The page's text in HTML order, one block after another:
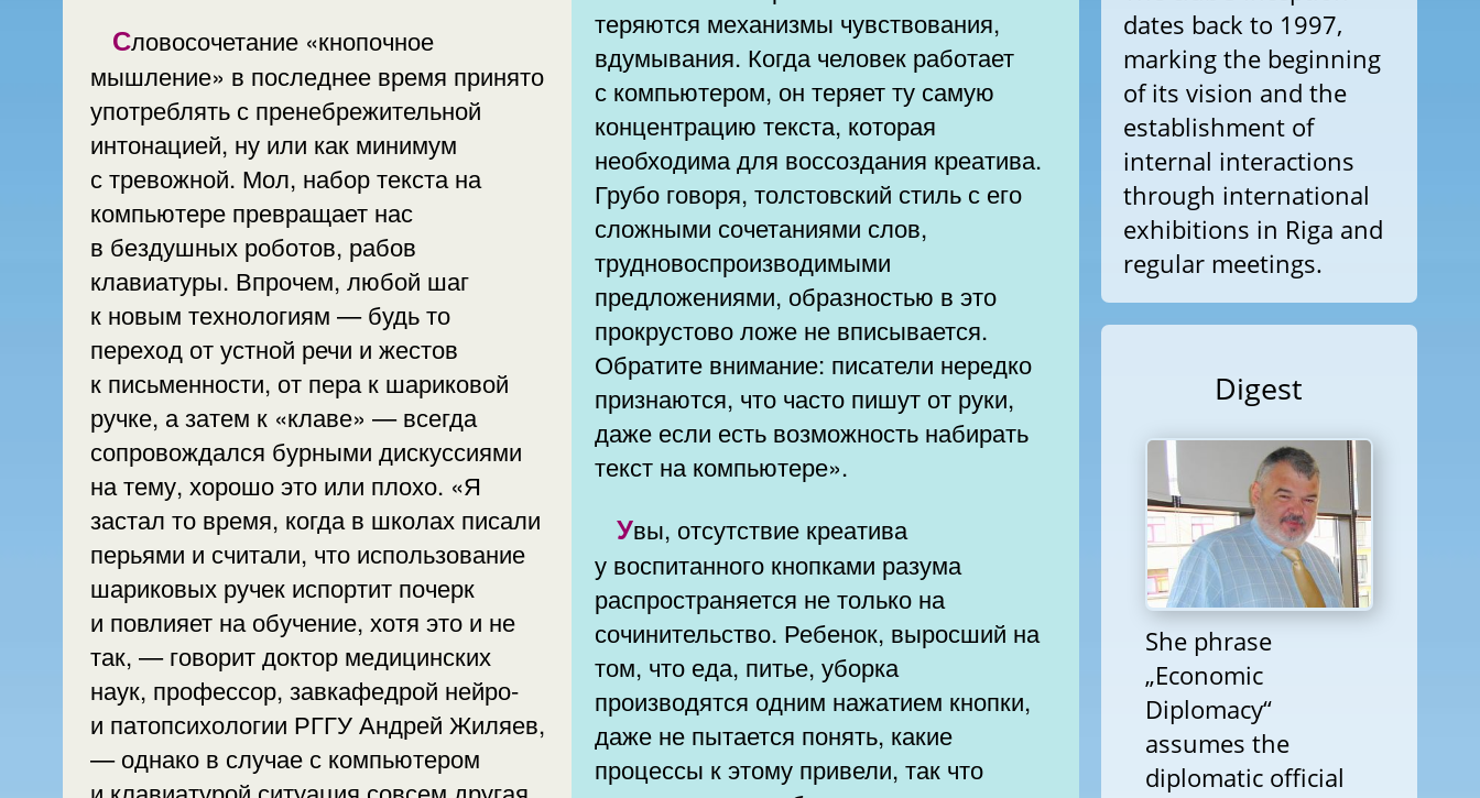
Словосочетание «кнопочное
мышление» в последнее время принято
употреблять с пренебрежительной
интонацией, ну или как минимум
с тревожной. Мол, набор текста на
компьютере превращает нас
в бездушных роботов, рабов
клавиатуры. Впрочем, любой шаг
к новым технологиям — будь то
переход от устной речи и жестов
к письменности, от пера к шариковой
ручке, а затем к «клаве» — всегда
сопровождался бурными дискуссиями
на тему, хорошо это или плохо. «Я
застал то время, когда в школах писали
перьями и считали, что использование
шариковых ручек испортит почерк
и повлияет на обучение, хотя это и не
так, — говорит доктор медицинских
наук, профессор, завкафедрой нейро-
и патопсихологии РГГУ Андрей Жиляев,
— однако в случае с компьютером
теряются механизмы чувствования,
вдумывания. Когда человек работает
с компьютером, он теряет ту самую
концентрацию текста, которая
необходима для воссоздания креатива.
Грубо говоря, толстовский стиль с его
сложными сочетаниями слов,
трудновоспроизводимыми
предложениями, образностью в это
прокрустово ложе не вписывается.
Обратите внимание: писатели нередко
признаются, что часто пишут от руки,
даже если есть возможность набирать
текст на компьютере».
Увы, отсутствие креатива
у воспитанного кнопками разума
распространяется не только на
сочинительство. Ребенок, выросший на
том, что еда, питье, уборка
производятся одним нажатием кнопки,
даже не пытается понять, какие
процессы к этому привели, так что
dates back to 1997,
marking the beginning
of its vision and the
establishment of
internal interactions
through international
exhibitions in Riga and
regular meetings.
Digest
She phrase
„Economic
Diplomacy“
assumes the
diplomatic official